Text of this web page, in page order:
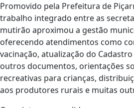
Promovido pela Prefeitura de
trabalho integrado entre as
mutirão aproximou a gestão
oferecendo atendimentos como
vacinação, atualização do
outros documentos, orientações
recreativas para crianças,
aos produtores rurais e muitas